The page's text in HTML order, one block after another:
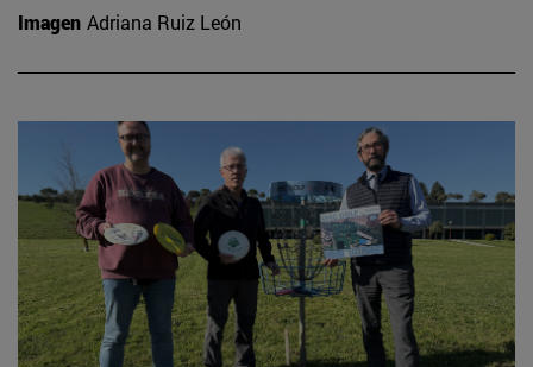
Imagen Adriana Ruiz León